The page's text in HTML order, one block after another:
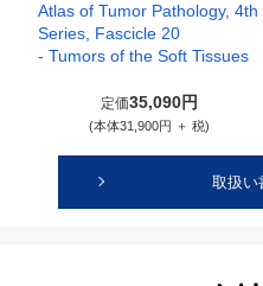
Atlas of Tumor Pathology, 4th
Series, Fascicle 20
- Tumors of the Soft Tissues
定価35,090円
(本体31,900円 ＋ 税)
取扱い